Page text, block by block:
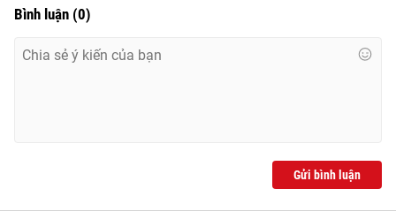
Bình luận (0)
Gửi bình luận